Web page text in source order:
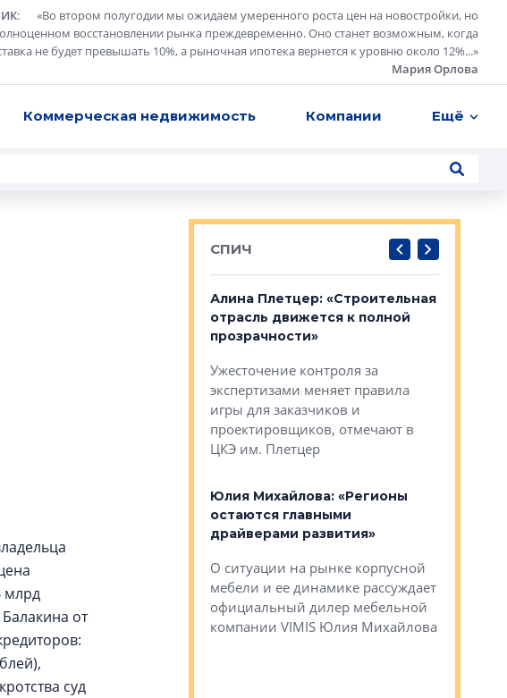
: «Во втором полугодии мы ожидаем умеренного роста цен на новостройки, но
восстановлении рынка преждевременно. Оно станет возможным, когда
не будет превышать 10%, а рыночная ипотека вернется к уровню около 12%...»
Мария Орлова
Коммерческая недвижимость Компании Ещё
млрд
от
суд
СПИЧ
которые еще больше
к гостиничному
сервиса, уверены в УК
Алина Плетцер: «Строительная
отрасль движется к полной
прозрачности»
Ужесточение контроля за
экспертизами меняет правила
игры для заказчиков и
проектировщиков, отмечают в
ЦКЭ им. Плетцер
Юлия Михайлова: «Регионы
остаются главными
драйверами развития»
О ситуации на рынке корпусной
мебели и ее динамике рассуждает
официальный дилер мебельной
компании VIMIS Юлия Михайлова